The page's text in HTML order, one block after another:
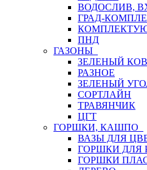
ВОДОСЛИВ,
ГРАД-
ПНД
ГАЗОНЫ
ЗЕЛЕНЫЙ
РАЗНОЕ
ЗЕЛЕНЫЙ
СОРТЛАЙН
ТРАВЯНЧИК
ЦГТ
ГОРШКИ, КАШПО
ВАЗЫ ДЛЯ
ГОРШКИ ДЛЯ
ГОРШКИ